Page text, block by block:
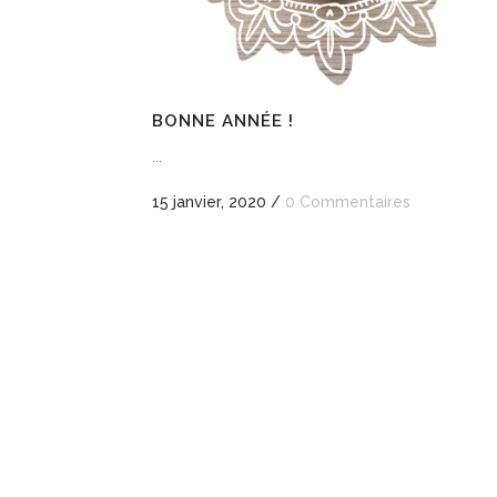
BONNE ANNÉE !
15 janvier, 2020 / 0 Commentaires